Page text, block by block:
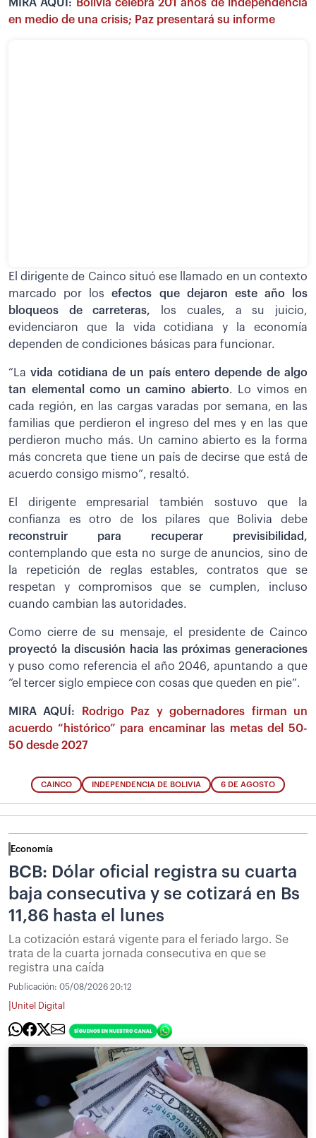
MIRA AQUÍ:
Bolivia celebra 201 años de independencia
en medio de una crisis; Paz presentará su informe
El dirigente de Cainco situó ese llamado en un contexto
marcado por losefectos que dejaron este año los
bloqueos de carreteras, los cuales, a su juicio,
evidenciaron que la vida cotidiana y la economía
dependen de condiciones básicas para funcionar.
“La vida cotidiana de un país entero depende de algo
tan elemental como un camino abierto. Lo vimos en
cada región, en las cargas varadas por semana, en las
familias que perdieron el ingreso del mes y en las que
perdieron mucho más. Un camino abierto es la forma
más concreta que tiene un país de decirse que está de
acuerdo consigo mismo”, resaltó.
El dirigente empresarial también sostuvo que la
confianza es otro de los pilares que Bolivia debe
reconstruir para recuperar previsibilidad,
contemplando que esta no surge de anuncios, sino de
la repetición de reglas estables, contratos que se
respetan y compromisos que se cumplen, incluso
cuando cambian las autoridades.
Como cierre de su mensaje, el presidente de Cainco
proyectó la discusión hacia las próximas generaciones
y puso como referencia el año 2046, apuntando a que
“el tercer siglo empiece con cosas que queden en pie”.
MIRA AQUÍ:
Rodrigo Paz y gobernadores firman un
acuerdo “histórico” para encaminar las metas del 50-
50 desde 2027
CAINCO INDEPENDENCIA DE BOLIVIA 6 DE AGOSTO
Economía
BCB: Dólar oficial registra su cuarta
baja consecutiva y se cotizará en Bs
11,86 hasta el lunes
La cotización estará vigente para el feriado largo. Se
trata de la cuarta jornada consecutiva en que se
registra una caída
Publicación: 05/08/2026 20:12
Unitel Digital